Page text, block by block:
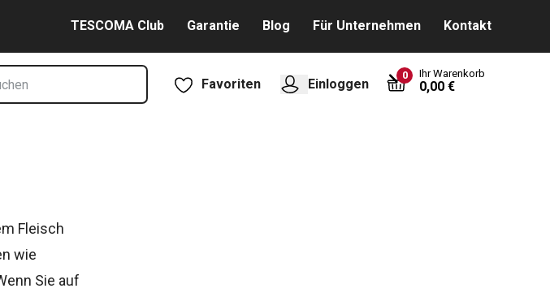
TESCOMA Club Garantie Blog Für Unternehmen Kontakt
Favoriten Einloggen
0 Ihr Warenkorb
0,00 €
Fleisch
wie
Sie auf